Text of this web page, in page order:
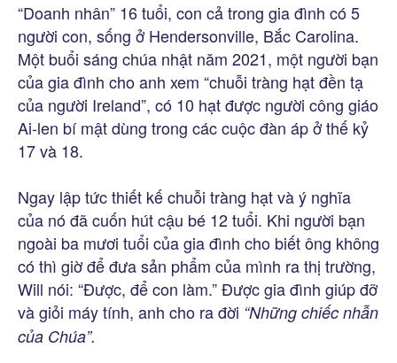
“Doanh nhân” 16 tuổi, con cả trong gia đình có 5
người con, sống ở Hendersonville, Bắc Carolina.
Một buổi sáng chúa nhật năm 2021, một người bạn
của gia đình cho anh xem “chuỗi tràng hạt đền tạ
của người Ireland”, có 10 hạt được người công giáo
Ai-len bí mật dùng trong các cuộc đàn áp ở thế kỷ
17 và 18.
Ngay lập tức thiết kế chuỗi tràng hạt và ý nghĩa
của nó đã cuốn hút cậu bé 12 tuổi. Khi người bạn
ngoài ba mươi tuổi của gia đình cho biết ông không
có thì giờ để đưa sản phẩm của mình ra thị trường,
Will nói: “Được, để con làm.” Được gia đình giúp đỡ
và giỏi máy tính, anh cho ra đời “Những chiếc nhẫn
của Chúa”.